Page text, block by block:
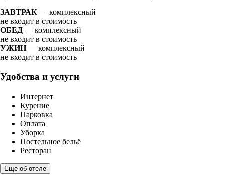
ЗАВТРАК — комплексный
не входит в стоимость
ОБЕД — комплексный
не входит в стоимость
УЖИН— комплексный
не входит в стоимость
Удобства и услуги
Интернет
Курение
Парковка
Оплата
Уборка
Постельное бельё
Ресторан
Еще об отеле